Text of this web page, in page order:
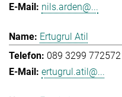
nils.arden@...
Ertugrul Atil
089 3299 772572
ertugrul.atil@...